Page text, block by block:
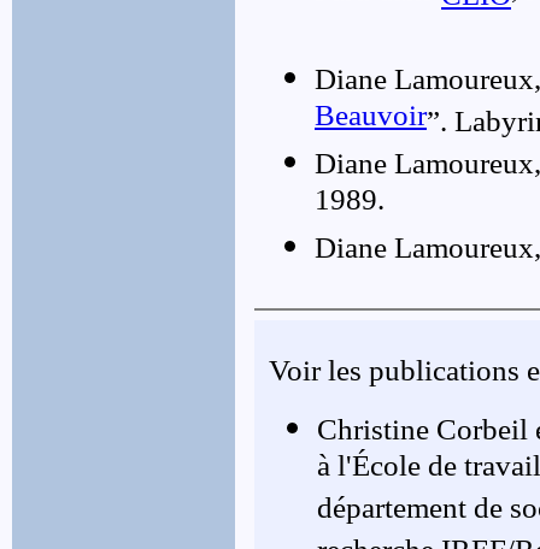
Diane
Beauvoir”.
Diane
1989.
Diane
Voir les publications
Christine Corbeil
à l'École de
département de